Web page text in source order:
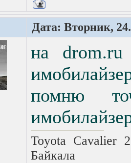
Дата: Вторник,
на drom.ru
помню
Toyota Cavalier
Байкала